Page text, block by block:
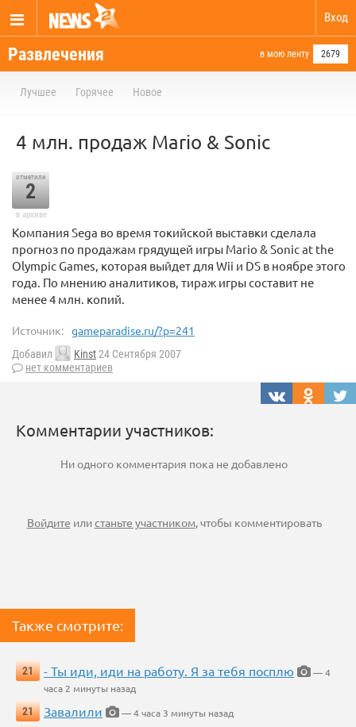
Вход
Развлечения в мою ленту 2679
Лучшее Горячее Новое
4 млн. продаж Mario & Sonic
отметили
2
в архиве
Компания Sega во время токийской выставки сделала
прогноз по продажам грядущей игры Mario & Sonic at the
Olympic Games, которая выйдет для Wii и DS в ноябре этого
года. По мнению аналитиков, тираж игры составит не
менее 4 млн. копий.
Источник: gameparadise.ru/?p=241
Добавил Kinst24 Сентября 2007
нет комментариев
Комментарии участников:
Ни одного комментария пока не добавлено
Войдите илистаньте участником, чтобы комментировать
Также смотрите:
21 - Ты иди, иди на работу. Я за тебя посплю
— 4
часа 2 минуты назад
21
Завалили
— 4 часа 3 минуты назад